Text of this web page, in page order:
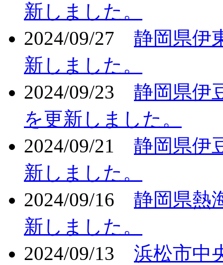
新しました。
2024/09/27
静岡県伊
新しました。
2024/09/23
静岡県伊
を更新しました。
2024/09/21
静岡県伊
新しました。
2024/09/16
静岡県熱
新しました。
2024/09/13
浜松市中